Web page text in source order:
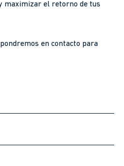
maximizar el retorno de tus
en contacto para